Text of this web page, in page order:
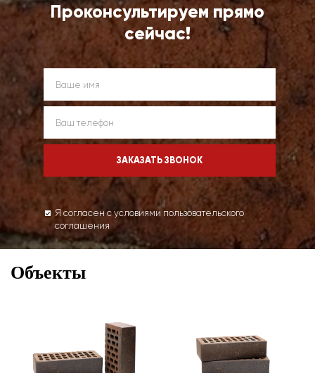
Проконсультируем прямо
сейчас!
Я согласен с условиями пользовательского
соглашения
Объекты